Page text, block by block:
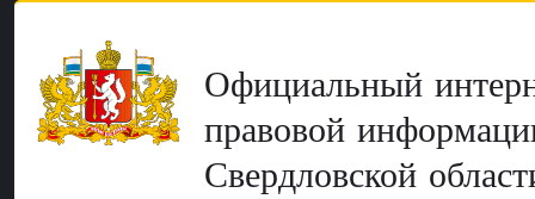
Официальный
правовой
Свердловской